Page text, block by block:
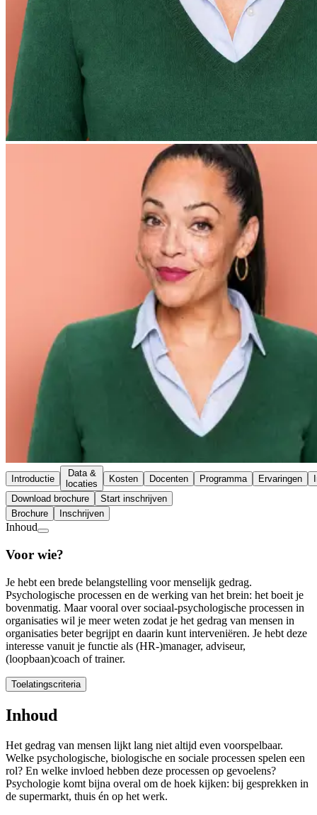
Introductie
Data &
locaties
Kosten Docenten Programma Ervaringen
Download brochure
Start inschrijven
Brochure
Inschrijven
Inhoud
Voor wie?
Je hebt een brede belangstelling voor menselijk gedrag.
Psychologische processen en de werking van het brein: het boeit je
bovenmatig. Maar vooral over sociaal-psychologische processen in
organisaties wil je meer weten zodat je het gedrag van mensen in
organisaties beter begrijpt en daarin kunt interveniëren. Je hebt deze
interesse vanuit je functie als (HR-)manager, adviseur,
(loopbaan)coach of trainer.
Toelatingscriteria
Toelatingscriteria
Voor deze mastermodule heb je een hbo-achtergrond nodig,
Mocht je ervoor kiezen om de gehelemasterte gaan volgen, dan
Inhoud
Het gedrag van mensen lijkt lang niet altijd even voorspelbaar.
Welke psychologische, biologische en sociale processen spelen een
rol? En welke invloed hebben deze processen op gevoelens?
Psychologie komt bijna overal om de hoek kijken: bij gesprekken in
de supermarkt, thuis én op het werk.